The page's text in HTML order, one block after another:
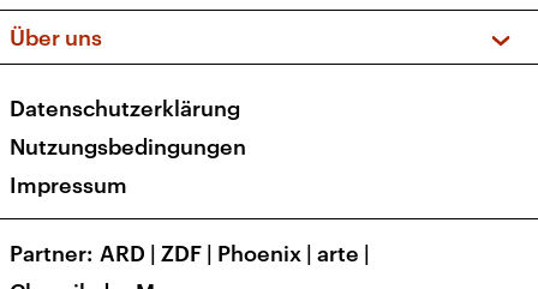
Apps
Newsletter
Veranstaltungen
Social Media
Über uns
Presse
Karriere
Transparenz
Datenschutzerklärung
Nutzungsbedingungen
Impressum
Partner ARD | ZDF | Phoenix | arte |